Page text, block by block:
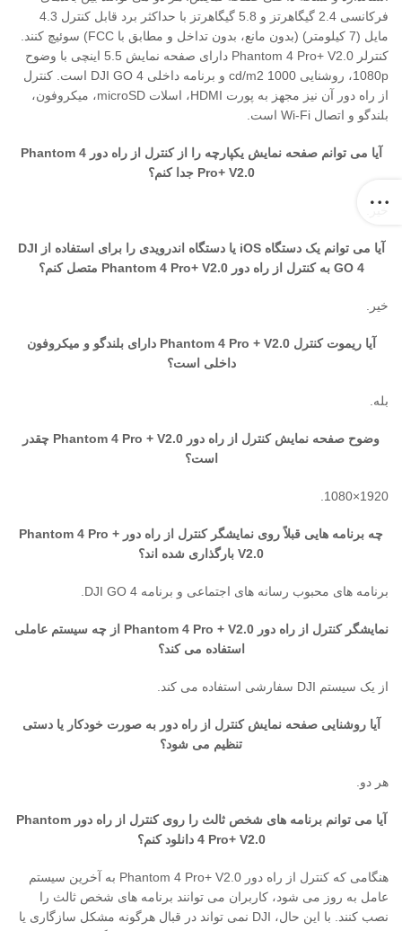
فرکانسی 2.4 گیگاهرتز و 5.8 گیگاهرتز با حداکثر برد قابل کنترل 4.3
مایل (7 کیلومتر) (بدون مانع، بدون تداخل و مطابق با FCC) سوئیچ کنند.
کنترلر Phantom 4 Pro+ V2.0 دارای صفحه نمایش 5.5 اینچی با وضوح
1080p، روشنایی 1000 cd/m2 و برنامه داخلی DJI GO 4 است. کنترل
از راه دور آن نیز مجهز به پورت HDMI، اسلات microSD، میکروفون،
بلندگو و اتصال Wi-Fi است.
آیا می توانم صفحه نمایش یکپارچه را از کنترل از راه دور Phantom 4
Pro+ V2.0 جدا کنم؟
آیا می توانم یک دستگاه iOS یا دستگاه اندرویدی را برای استفاده از DJI
GO 4 به کنترل از راه دور Phantom 4 Pro+ V2.0 متصل کنم؟
خیر.
آیا ریموت کنترل Phantom 4 Pro + V2.0 دارای بلندگو و میکروفون
داخلی است؟
بله.
وضوح صفحه نمایش کنترل از راه دور Phantom 4 Pro + V2.0 چقدر
است؟
1920×1080.
چه برنامه هایی قبلاً روی نمایشگر کنترل از راه دور Phantom 4 Pro +
V2.0 بارگذاری شده اند؟
برنامه های محبوب رسانه های اجتماعی و برنامه DJI GO 4.
نمایشگر کنترل از راه دور Phantom 4 Pro + V2.0 از چه سیستم عاملی
استفاده می کند؟
از یک سیستم DJI سفارشی استفاده می کند.
آیا روشنایی صفحه نمایش کنترل از راه دور به صورت خودکار یا دستی
تنظیم می شود؟
هر دو.
آیا می توانم برنامه های شخص ثالث را روی کنترل از راه دور Phantom
4 Pro+ V2.0 دانلود کنم؟
هنگامی که کنترل از راه دور Phantom 4 Pro+ V2.0 به آخرین سیستم
عامل به روز می شود، کاربران می توانند برنامه های شخص ثالث را
نصب کنند. با این حال، DJI نمی تواند در قبال هرگونه مشکل سازگاری یا